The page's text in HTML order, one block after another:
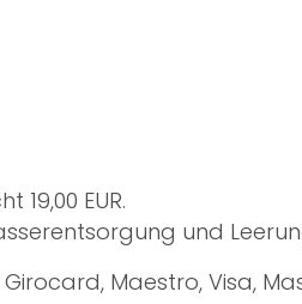
EUR.
und
Maestro, Visa,